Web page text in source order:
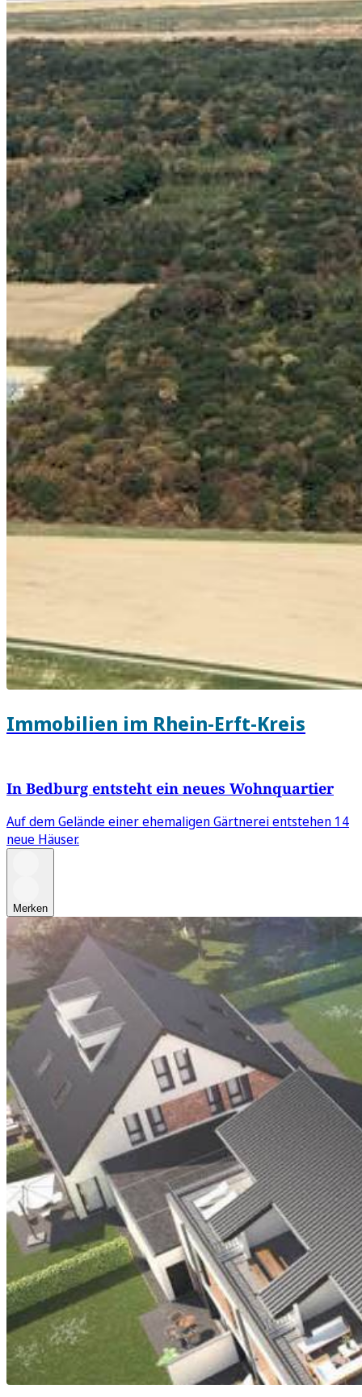
Immobilien im Rhein-Erft-Kreis
In Bedburg entsteht ein neues Wohnquartier
Auf dem Gelände einer ehemaligen Gärtnerei entstehen 14
neue Häuser.
Merken